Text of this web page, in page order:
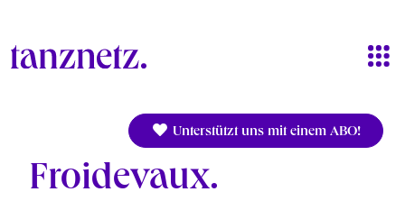
Unterstützt uns mit einem ABO!
Froidevaux